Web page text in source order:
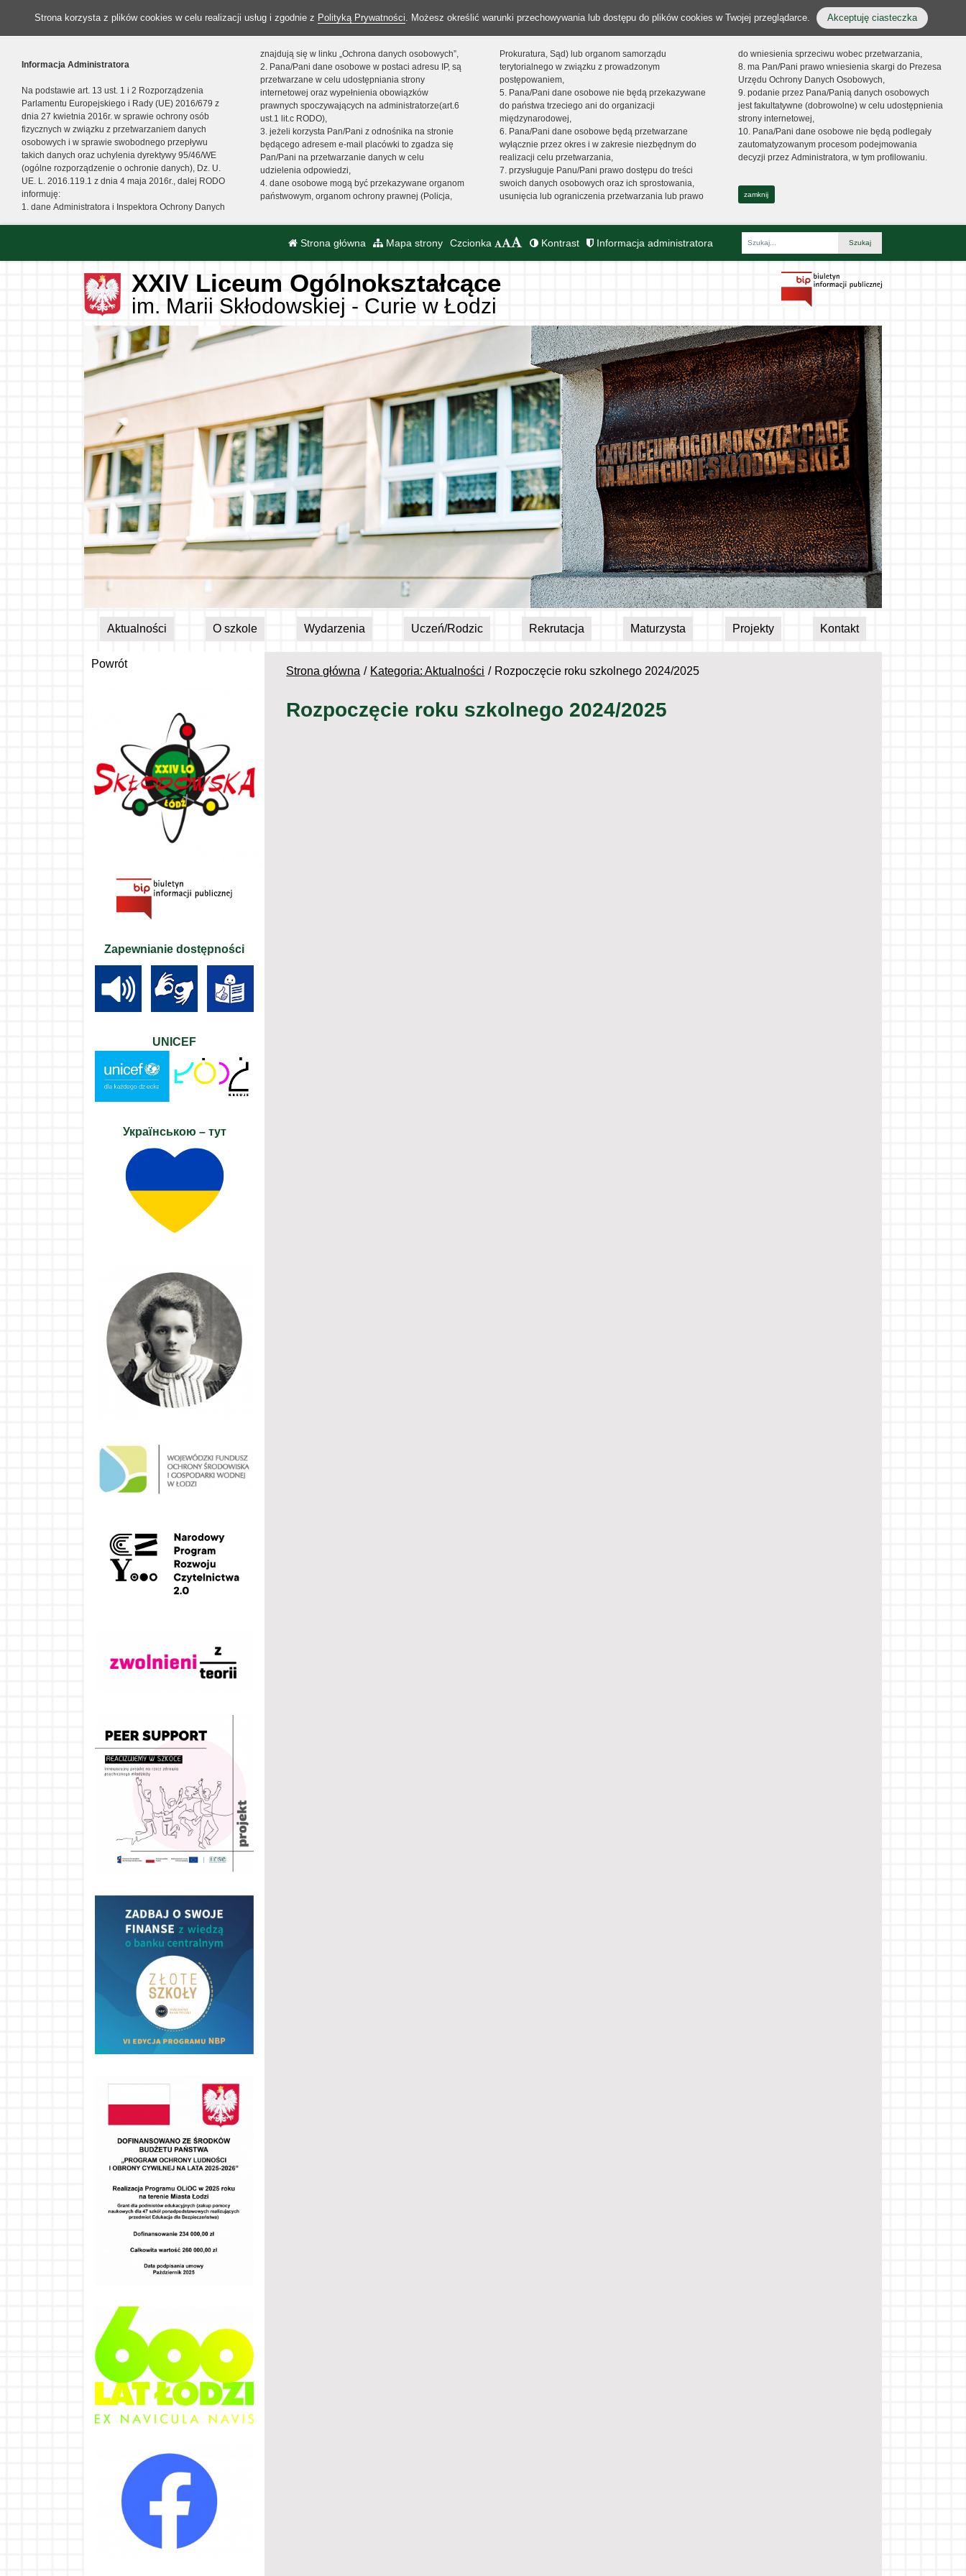
Strona korzysta z plików cookies w celu realizacji usług i zgodnie z Polityką Prywatności. Możesz określić warunki przechowywania lub dostępu do plików cookies w Twojej przeglądarce. Akceptuję ciasteczka
Informacja Administratora
Na podstawie art. 13 ust. 1 i 2 Rozporządzenia
Parlamentu Europejskiego i Rady (UE) 2016/679 z
dnia 27 kwietnia 2016r. w sprawie ochrony osób
fizycznych w związku z przetwarzaniem danych
osobowych i w sprawie swobodnego przepływu
takich danych oraz uchylenia dyrektywy 95/46/WE
(ogólne rozporządzenie o ochronie danych), Dz. U.
UE. L. 2016.119.1 z dnia 4 maja 2016r., dalej RODO
informuję:
1. dane Administratora i Inspektora Ochrony Danych
znajdują się w linku „Ochrona danych osobowych”,
2. Pana/Pani dane osobowe w postaci adresu IP, są
przetwarzane w celu udostępniania strony
internetowej oraz wypełnienia obowiązków
prawnych spoczywających na administratorze(art.6
ust.1 lit.c RODO),
3. jeżeli korzysta Pan/Pani z odnośnika na stronie
będącego adresem e-mail placówki to zgadza się
Pan/Pani na przetwarzanie danych w celu
udzielenia odpowiedzi,
4. dane osobowe mogą być przekazywane organom
państwowym, organom ochrony prawnej (Policja,
Prokuratura, Sąd) lub organom samorządu
terytorialnego w związku z prowadzonym
postępowaniem,
5. Pana/Pani dane osobowe nie będą przekazywane
do państwa trzeciego ani do organizacji
międzynarodowej,
6. Pana/Pani dane osobowe będą przetwarzane
wyłącznie przez okres i w zakresie niezbędnym do
realizacji celu przetwarzania,
7. przysługuje Panu/Pani prawo dostępu do treści
swoich danych osobowych oraz ich sprostowania,
usunięcia lub ograniczenia przetwarzania lub prawo
do wniesienia sprzeciwu wobec przetwarzania,
8. ma Pan/Pani prawo wniesienia skargi do Prezesa
Urzędu Ochrony Danych Osobowych,
9. podanie przez Pana/Panią danych osobowych
jest fakultatywne (dobrowolne) w celu udostępnienia
strony internetowej,
10. Pana/Pani dane osobowe nie będą podlegały
zautomatyzowanym procesom podejmowania
decyzji przez Administratora, w tym profilowaniu.
zamknij
Strona główna Mapa strony Czcionka Kontrast Informacja administratora
Fraza
XXIV Liceum Ogólnokształcące
im. Marii Skłodowskiej - Curie w Łodzi
Aktualności O szkole Wydarzenia Uczeń/Rodzic Rekrutacja Maturzysta Projekty Kontakt
Strona główna Kategoria: Aktualności Rozpoczęcie roku szkolnego 2024/2025
Rozpoczęcie roku szkolnego 2024/2025
Powrót
Zapewnianie dostępności
UNICEF
Українською – тут